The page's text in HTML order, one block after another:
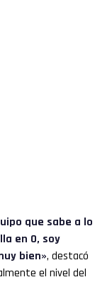
que sabe a lo
en 0, soy
bien», destacó
el nivel del